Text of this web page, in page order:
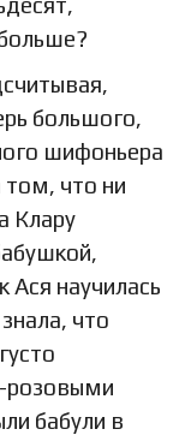
большого,
шифоньера
что ни
Клару
Ася научилась
что
розовыми
бабули в